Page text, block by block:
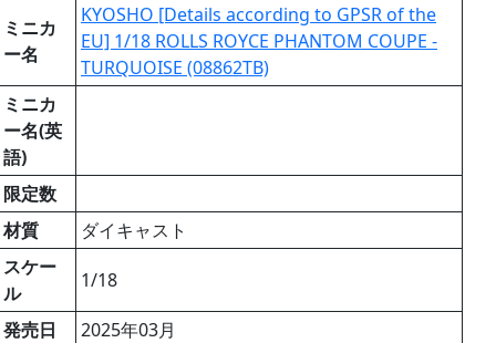
ミニカ
ー名
KYOSHO [Details according to GPSR of the
EU] 1/18 ROLLS ROYCE PHANTOM COUPE -
TURQUOISE (08862TB)
ミニカ
ー名(英
語)
限定数
材質
ダイキャスト
スケー
ル
1/18
発売日
2025年03月